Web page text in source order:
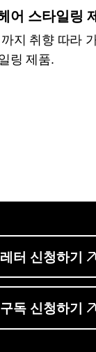
어 스타일링
지 취향 따라
링 제품.
터 신청하기
독 신청하기